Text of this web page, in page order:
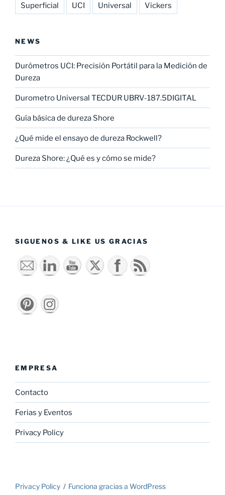
Superficial UCI Universal Vickers
NEWS
Durómetros UCI: Precisión Portátil para la Medición de
Dureza
Durometro Universal TECDUR UBRV-187.5DIGITAL
Guía básica de dureza Shore
¿Qué mide el ensayo de dureza Rockwell?
Dureza Shore: ¿Qué es y cómo se mide?
SIGUENOS & LIKE US GRACIAS
EMPRESA
Contacto
Ferias y Eventos
Privacy Policy
Privacy Policy Funciona gracias a WordPress